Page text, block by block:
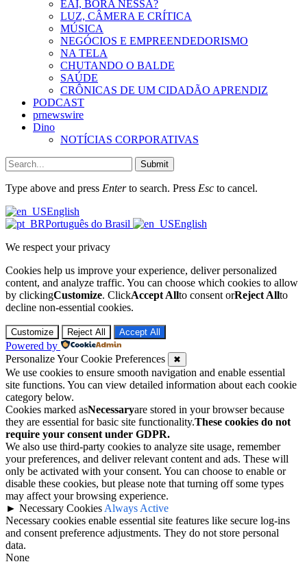
EAÍ, BORA NESSA?
LUZ, CÂMERA E CRÍTICA
MÚSICA
NEGÓCIOS E EMPREENDEDORISMO
NA TELA
CHUTANDO O BALDE
SAÚDE
CRÔNICAS DE UM CIDADÃO APRENDIZ
PODCAST
prnewswire
Dino
NOTÍCIAS CORPORATIVAS
Submit
Type above and press Enterto search. Press Esc to cancel.
English
Português do Brasil
English
We respect your privacy
Cookies help us improve your experience, deliver personalized
content, and analyze traffic. You can choose which cookies to allow
by clickingCustomize. ClickAccept Allto consent orReject Allto
decline non-essential cookies.
Customize Reject All Accept All
Powered by
Personalize Your Cookie Preferences
✖
We use cookies to ensure smooth navigation and enable essential
site functions. You can view detailed information about each cookie
category below.
Cookies marked asNecessaryare stored in your browser because
they are essential for basic site functionality.These cookies do not
require your consent under GDPR.
We also use third-party cookies to analyze site usage, remember
your preferences, and deliver relevant content and ads. These will
only be activated with your consent. You can choose to enable or
disable these cookies, but please note that turning off some types
may affect your browsing experience.
► Necessary Cookies Always Active
Necessary cookies enable essential site features like secure log-ins
and consent preference adjustments. They do not store personal
data.
None